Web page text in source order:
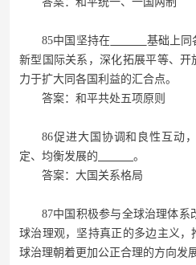
85中国坚持在
基础上同
新型国际关系，深化拓展平等、
力于扩大同各国利益的汇合点。
答案：和平共处五项原则
86促进大国协调和良性互动，
定、均衡发展的
。
答案：大国关系格局
87中国积极参与全球治理体系
球治理观，坚持真正的多边主义
球治理朝着更加公正合理的方向发展